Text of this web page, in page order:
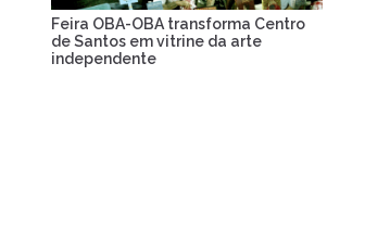
Feira OBA-OBA transforma Centro
de Santos em vitrine da arte
independente